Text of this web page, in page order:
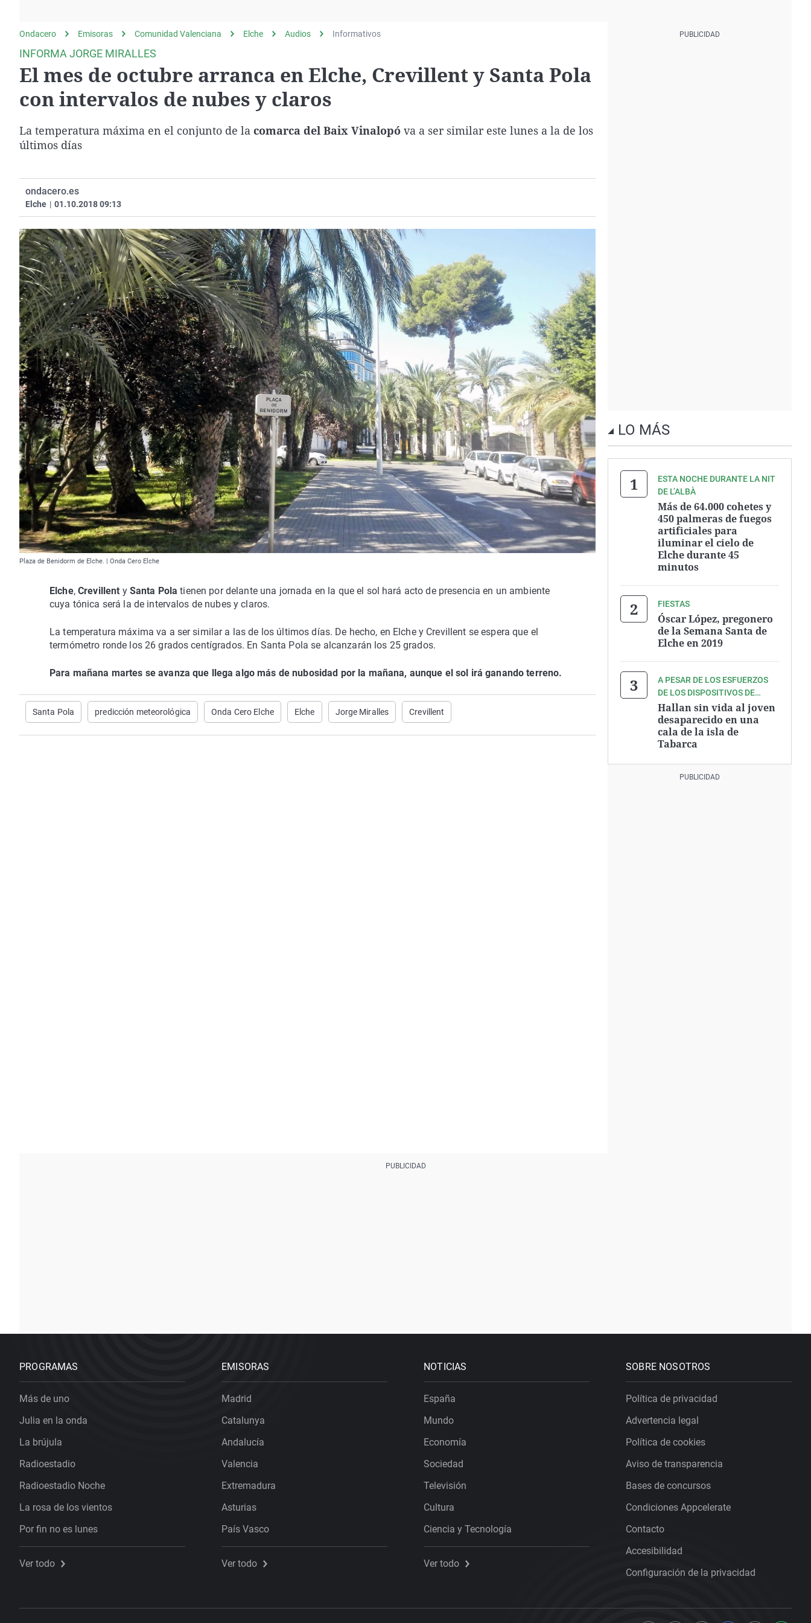
gato
Operación Viuda
Negra
Ondacero Emisoras Comunidad Valenciana Elche Audios Informativos
INFORMA JORGE MIRALLES
El mes de octubre arranca en Elche, Crevillent y Santa Pola
con intervalos de nubes y claros
La temperatura máxima en el conjunto de la comarca del Baix Vinalopó va a ser similar este lunes a la de los
últimos días
ondacero.es
Elche | 01.10.2018 09:13
Plaza de Benidorm de Elche. | Onda Cero Elche
Elche, Crevillent y Santa Pola tienen por delante una jornada en la que el sol hará acto de presencia en un ambiente
cuya tónica será la de intervalos de nubes y claros.
La temperatura máxima va a ser similar a las de los últimos días. De hecho, en Elche y Crevillent se espera que el
termómetro ronde los 26 grados centígrados. En Santa Pola se alcanzarán los 25 grados.
Para mañana martes se avanza que llega algo más de nubosidad por la mañana, aunque el sol irá ganando terreno.
Santa Pola predicción meteorológica Onda Cero Elche Elche Jorge Miralles Crevillent
LO MÁS
ESTA NOCHE DURANTE LA NIT
DE L’ALBÀ
Más de 64.000 cohetes y
450 palmeras de fuegos
artificiales para
iluminar el cielo de
Elche durante 45
minutos
FIESTAS
Óscar López, pregonero
de la Semana Santa de
Elche en 2019
A PESAR DE LOS ESFUERZOS
DE LOS DISPOSITIVOS DE
RESCATE
Hallan sin vida al joven
desaparecido en una
cala de la isla de
Tabarca
PROGRAMAS
Más de uno
Julia en la onda
La brújula
Radioestadio
Radioestadio Noche
La rosa de los vientos
Por fin no es lunes
Ver todo
EMISORAS
Madrid
Catalunya
Andalucía
Valencia
Extremadura
Asturias
País Vasco
Ver todo
NOTICIAS
España
Mundo
Economía
Sociedad
Televisión
Cultura
Ciencia y Tecnología
Ver todo
SOBRE NOSOTROS
Política de privacidad
Advertencia legal
Política de cookies
Aviso de transparencia
Bases de concursos
Condiciones Appcelerate
Contacto
Accesibilidad
Configuración de la privacidad